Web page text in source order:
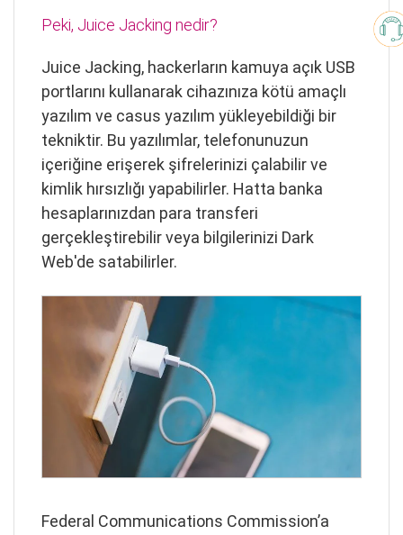
Peki, Juice Jacking nedir?
Juice Jacking, hackerların kamuya açık USB
portlarını kullanarak cihazınıza kötü amaçlı
yazılım ve casus yazılım yükleyebildiği bir
tekniktir. Bu yazılımlar, telefonunuzun
içeriğine erişerek şifrelerinizi çalabilir ve
kimlik hırsızlığı yapabilirler. Hatta banka
hesaplarınızdan para transferi
gerçekleştirebilir veya bilgilerinizi Dark
Web'de satabilirler.
Federal Communications Commission’a